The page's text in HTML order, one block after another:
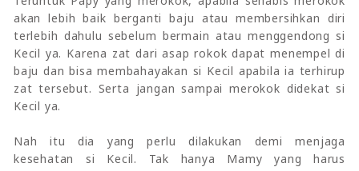
akan lebih baik berganti baju atau membersihkan diri
terlebih dahulu sebelum bermain atau menggendong si
Kecil ya. Karena zat dari asap rokok dapat menempel di
baju dan bisa membahayakan si Kecil apabila ia terhirup
zat tersebut. Serta jangan sampai merokok didekat si
Kecil ya.
Nah itu dia yang perlu dilakukan demi menjaga
kesehatan si Kecil. Tak hanya Mamy yang harus